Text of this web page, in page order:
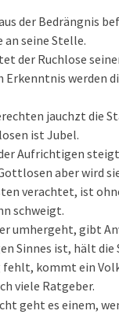
der Bedrängnis
seine Stelle.
der Ruchlose
Erkenntnis werden
jauchzt die
ist Jubel.
Aufrichtigen
aber wird
verachtet, ist
schweigt.
umhergeht, gibt
Sinnes ist, hält die
fehlt, kommt ein
viele Ratgeber.
geht es einem,